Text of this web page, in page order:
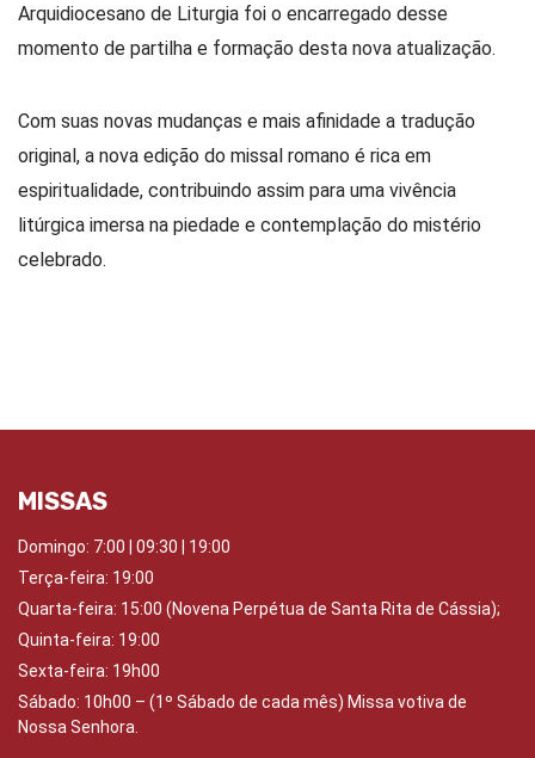
Arquidiocesano de Liturgia foi o encarregado desse
momento de partilha e formação desta nova atualização.
Com suas novas mudanças e mais afinidade a tradução
original, a nova edição do missal romano é rica em
espiritualidade, contribuindo assim para uma vivência
litúrgica imersa na piedade e contemplação do mistério
celebrado.
MISSAS
Domingo: 7:00 | 09:30 | 19:00
Terça-feira: 19:00
Quarta-feira: 15:00 (Novena Perpétua de Santa Rita de Cássia);
Quinta-feira: 19:00
Sexta-feira: 19h00
Sábado: 10h00 – (1º Sábado de cada mês) Missa votiva de
Nossa Senhora.